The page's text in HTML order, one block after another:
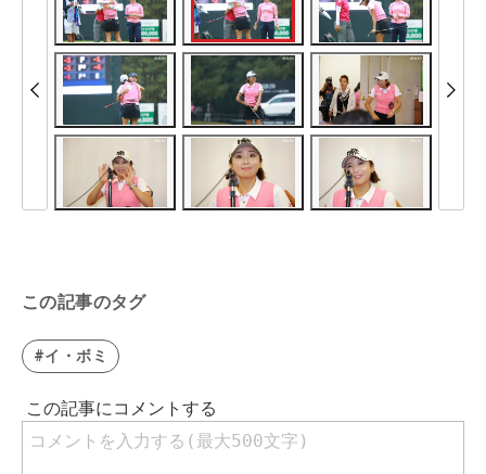
この記事のタグ
#イ・ボミ